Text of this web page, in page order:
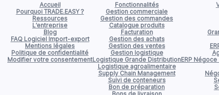
Accueil
Pourquoi TRADE.EASY ?
Ressources
L’entreprise
Blog
FAQ Logiciel Import-export
Mentions légales
Politique de confidentialité
Modifier votre consentement
Fonctionnalités
Gestion commerciale
Gestion des commandes
Catalogue produits
Facturation
Gestion des achats
Gestion des ventes
Gestion logistique
Logistique Grande Distribution
Logistique agroalimentaire
Supply Chain Management
Suivi de conteneurs
Bon de préparation
ERP